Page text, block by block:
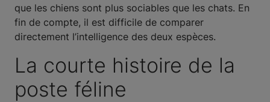
que les chiens sont plus sociables que les chats. En
fin de compte, il est difficile de comparer
directement l’intelligence des deux espèces.
La courte histoire de la
poste féline